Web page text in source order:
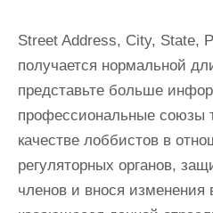
Street Address, City, State,
получается нормальной
представьте больше
профессиональные союзы
качестве лоббистов в
регуляторных органов,
членов и внося изменения